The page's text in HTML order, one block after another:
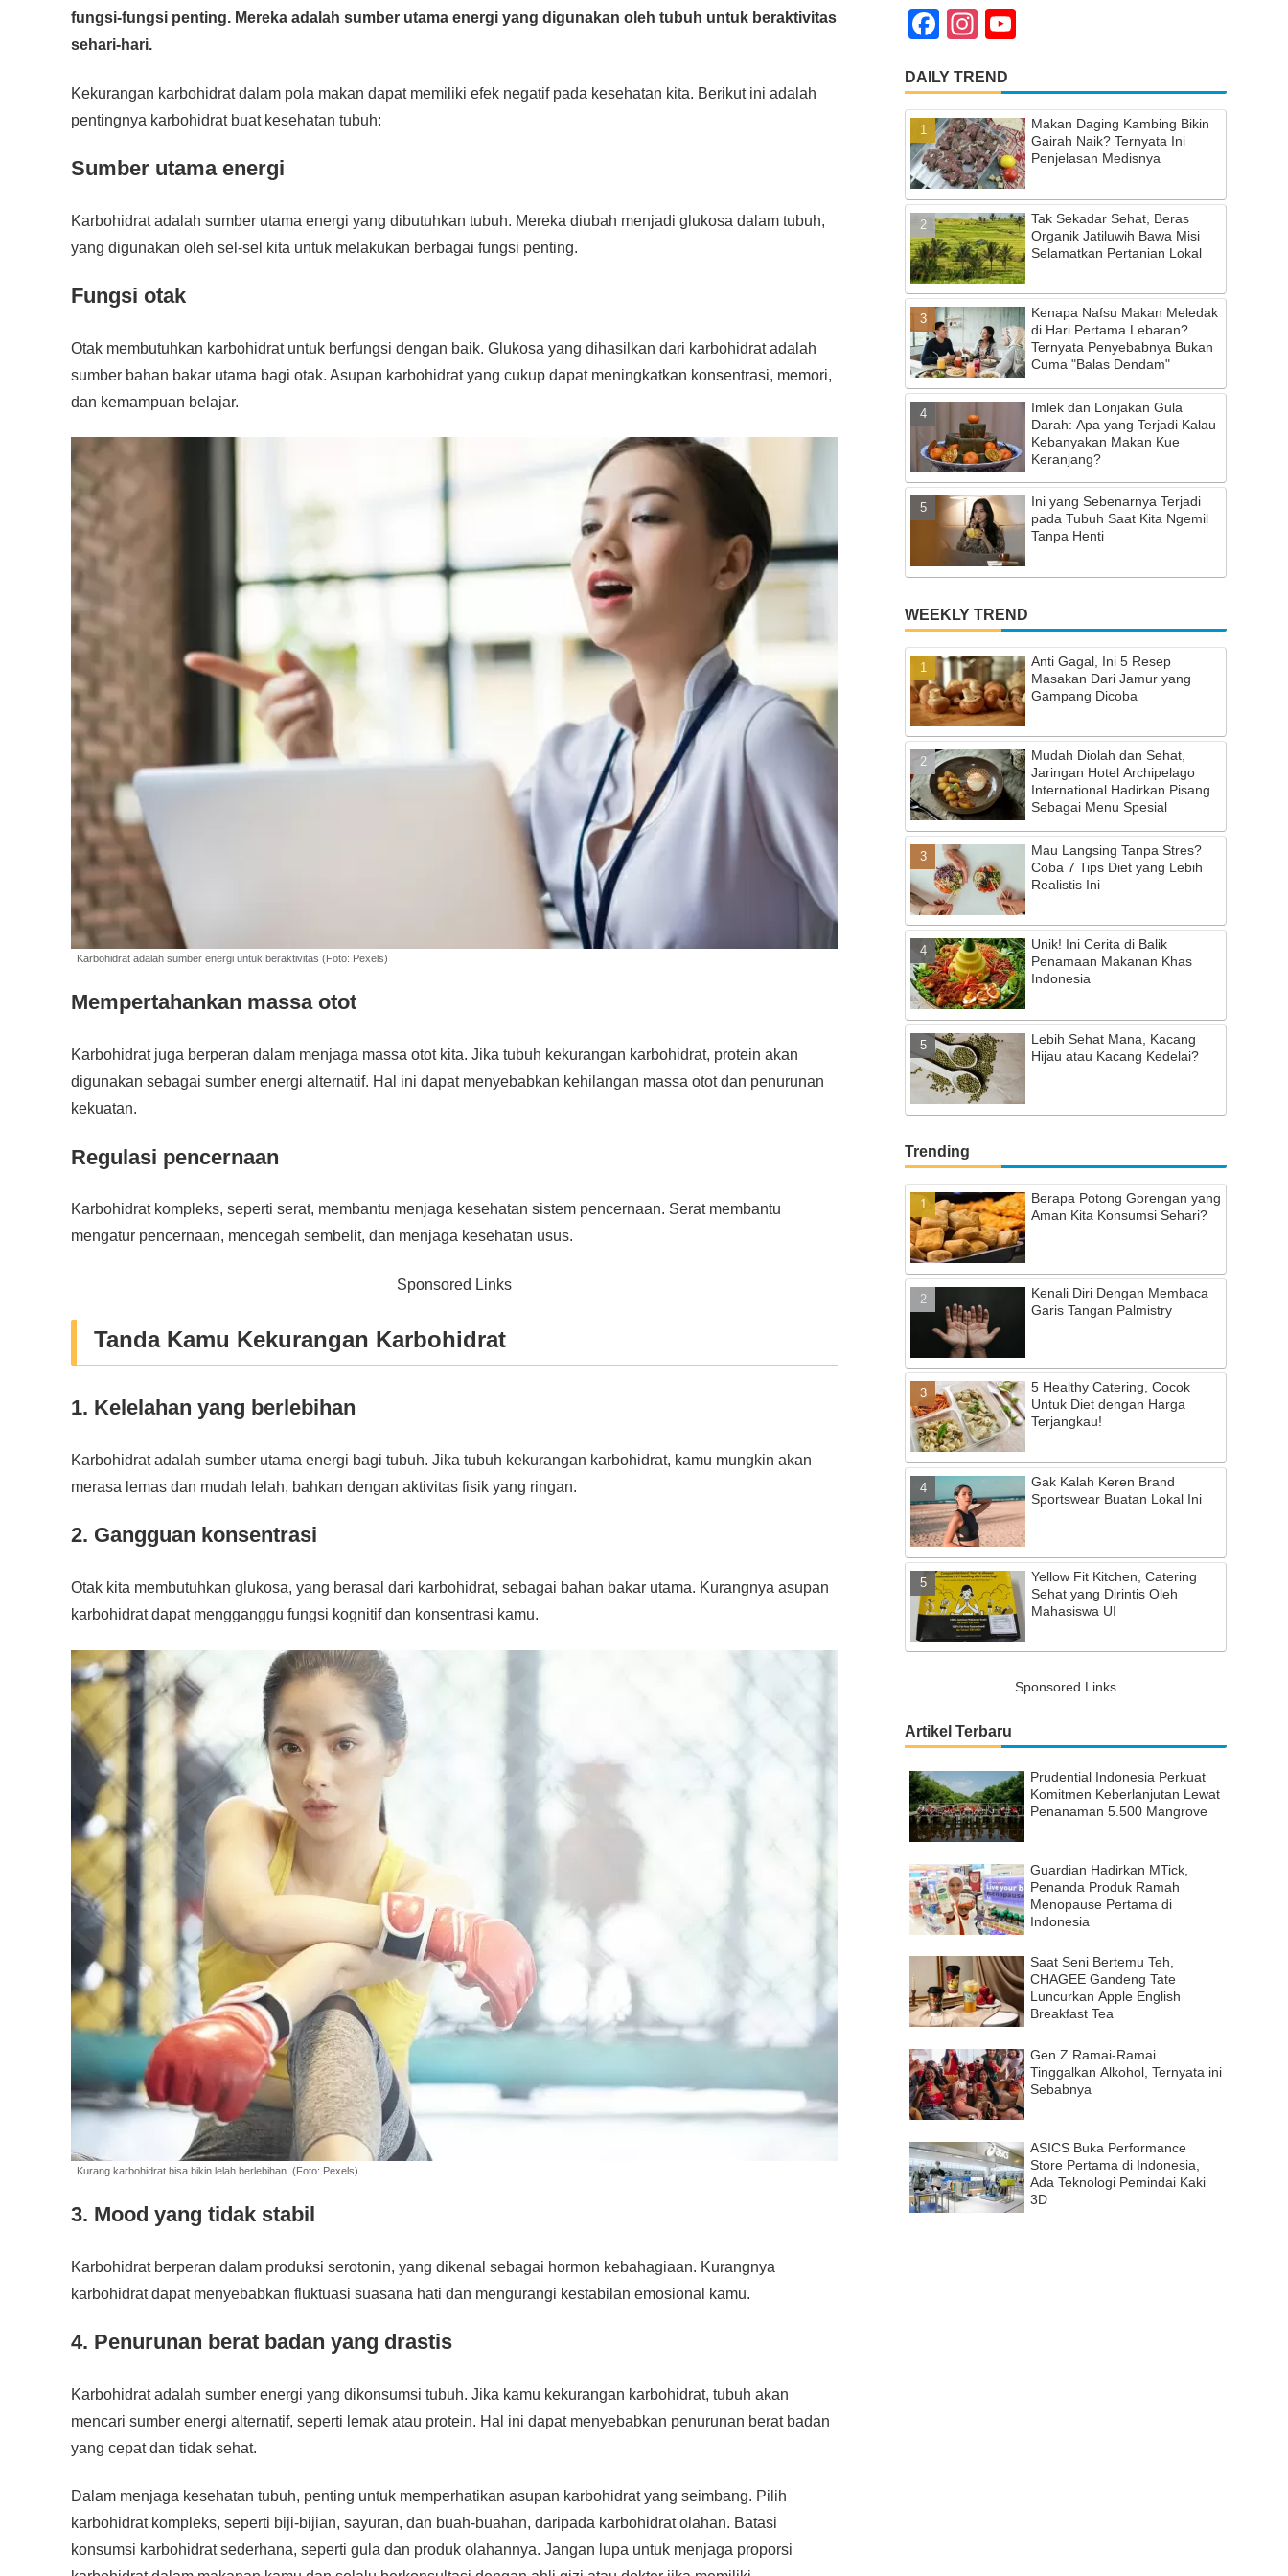
e
o
o
k
er s
p
p
e
g
er
y
n
k
e
fungsi-fungsi penting. Mereka adalah sumber utama energi yang digunakan oleh tubuh untuk beraktivitas
sehari-hari.
Kekurangan karbohidrat dalam pola makan dapat memiliki efek negatif pada kesehatan kita. Berikut ini adalah
pentingnya karbohidrat buat kesehatan tubuh:
Sumber utama energi
Karbohidrat adalah sumber utama energi yang dibutuhkan tubuh. Mereka diubah menjadi glukosa dalam tubuh,
yang digunakan oleh sel-sel kita untuk melakukan berbagai fungsi penting.
Fungsi otak
Otak membutuhkan karbohidrat untuk berfungsi dengan baik. Glukosa yang dihasilkan dari karbohidrat adalah
sumber bahan bakar utama bagi otak. Asupan karbohidrat yang cukup dapat meningkatkan konsentrasi, memori,
dan kemampuan belajar.
Karbohidrat adalah sumber energi untuk beraktivitas (Foto: Pexels)
Mempertahankan massa otot
Karbohidrat juga berperan dalam menjaga massa otot kita. Jika tubuh kekurangan karbohidrat, protein akan
digunakan sebagai sumber energi alternatif. Hal ini dapat menyebabkan kehilangan massa otot dan penurunan
kekuatan.
Regulasi pencernaan
Karbohidrat kompleks, seperti serat, membantu menjaga kesehatan sistem pencernaan. Serat membantu
mengatur pencernaan, mencegah sembelit, dan menjaga kesehatan usus.
Sponsored Links
Tanda Kamu Kekurangan Karbohidrat
1. Kelelahan yang berlebihan
Karbohidrat adalah sumber utama energi bagi tubuh. Jika tubuh kekurangan karbohidrat, kamu mungkin akan
merasa lemas dan mudah lelah, bahkan dengan aktivitas fisik yang ringan.
2. Gangguan konsentrasi
Otak kita membutuhkan glukosa, yang berasal dari karbohidrat, sebagai bahan bakar utama. Kurangnya asupan
karbohidrat dapat mengganggu fungsi kognitif dan konsentrasi kamu.
Kurang karbohidrat bisa bikin lelah berlebihan. (Foto: Pexels)
3. Mood yang tidak stabil
Karbohidrat berperan dalam produksi serotonin, yang dikenal sebagai hormon kebahagiaan. Kurangnya
karbohidrat dapat menyebabkan fluktuasi suasana hati dan mengurangi kestabilan emosional kamu.
4. Penurunan berat badan yang drastis
Karbohidrat adalah sumber energi yang dikonsumsi tubuh. Jika kamu kekurangan karbohidrat, tubuh akan
mencari sumber energi alternatif, seperti lemak atau protein. Hal ini dapat menyebabkan penurunan berat badan
yang cepat dan tidak sehat.
Dalam menjaga kesehatan tubuh, penting untuk memperhatikan asupan karbohidrat yang seimbang. Pilih
karbohidrat kompleks, seperti biji-bijian, sayuran, dan buah-buahan, daripada karbohidrat olahan. Batasi
konsumsi karbohidrat sederhana, seperti gula dan produk olahannya. Jangan lupa untuk menjaga proporsi
F
c
e
b
o
o
k
In
a
gr
a
m
u
T
u
b
e
C
h
a
n
n
el
DAILY TREND
Makan Daging Kambing Bikin
Gairah Naik? Ternyata Ini
Penjelasan Medisnya
Tak Sekadar Sehat, Beras
Organik Jatiluwih Bawa Misi
Selamatkan Pertanian Lokal
Kenapa Nafsu Makan Meledak
di Hari Pertama Lebaran?
Ternyata Penyebabnya Bukan
Cuma "Balas Dendam"
Imlek dan Lonjakan Gula
Darah: Apa yang Terjadi Kalau
Kebanyakan Makan Kue
Keranjang?
Ini yang Sebenarnya Terjadi
pada Tubuh Saat Kita Ngemil
Tanpa Henti
WEEKLY TREND
Anti Gagal, Ini 5 Resep
Masakan Dari Jamur yang
Gampang Dicoba
Mudah Diolah dan Sehat,
Jaringan Hotel Archipelago
International Hadirkan Pisang
Sebagai Menu Spesial
Mau Langsing Tanpa Stres?
Coba 7 Tips Diet yang Lebih
Realistis Ini
Unik! Ini Cerita di Balik
Penamaan Makanan Khas
Indonesia
Lebih Sehat Mana, Kacang
Hijau atau Kacang Kedelai?
Trending
Berapa Potong Gorengan yang
Aman Kita Konsumsi Sehari?
Kenali Diri Dengan Membaca
Garis Tangan Palmistry
5 Healthy Catering, Cocok
Untuk Diet dengan Harga
Terjangkau!
Gak Kalah Keren Brand
Sportswear Buatan Lokal Ini
Yellow Fit Kitchen, Catering
Sehat yang Dirintis Oleh
Mahasiswa UI
Sponsored Links
Artikel Terbaru
Prudential Indonesia Perkuat
Komitmen Keberlanjutan Lewat
Penanaman 5.500 Mangrove
Guardian Hadirkan MTick,
Penanda Produk Ramah
Menopause Pertama di
Indonesia
Saat Seni Bertemu Teh,
CHAGEE Gandeng Tate
Luncurkan Apple English
Breakfast Tea
Gen Z Ramai-Ramai
Tinggalkan Alkohol, Ternyata ini
Sebabnya
ASICS Buka Performance
Store Pertama di Indonesia,
Ada Teknologi Pemindai Kaki
3D